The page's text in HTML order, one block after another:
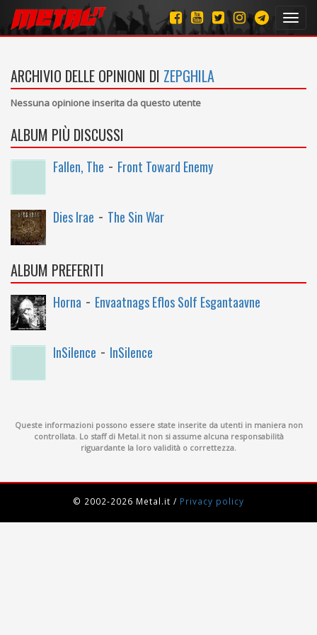
ARCHIVIO DELLE OPINIONI DI ZEPGHILA
Nessuna opinione inserita da questo utente
ALBUM PIÙ DISCUSSI
Fallen, The - Front Toward Enemy
Dies Irae - The Sin War
ALBUM PREFERITI
Horna - Envaatnags Eflos Solf Esgantaavne
InSilence - InSilence
Queste informazioni possono essere state inserite da utenti in maniera non
controllata. Lo staff di Metal.it non si assume alcuna responsabilità
riguardante la loro validità o correttezza.
© 2002-2026 Metal.it / Privacy policy